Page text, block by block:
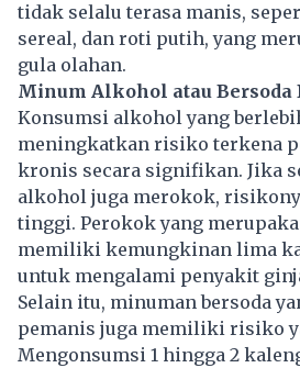
tidak selalu terasa manis,
sereal, dan roti putih, yang
gula olahan.
Minum Alkohol atau Bersoda
Konsumsi alkohol yang
meningkatkan risiko terkena
kronis secara signifikan. Jika
alkohol juga merokok,
tinggi. Perokok yang
memiliki kemungkinan lima
untuk mengalami penyakit
Selain itu, minuman bersoda
pemanis juga memiliki risiko
Mengonsumsi 1 hingga 2